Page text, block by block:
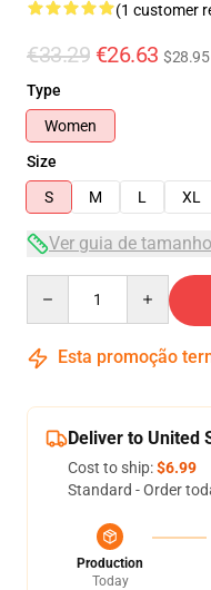
(1 customer
€33.29 €26.63 $28.95
Type
Women
Size
S
M L XL
Ver guia de
Esta promoção
Deliver to United
Cost to ship:$6.99
Standard - Order
Production
Today